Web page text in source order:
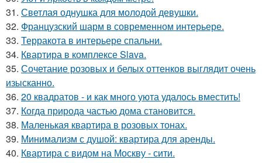
31. Светлая однушка для молодой девушки.
32. Французский шарм в современном интерьере.
33. Терракота в интерьере спальни.
34. Квартира в комплексе Slava.
35. Сочетание розовых и белых оттенков выглядит очень
изысканно.
36. 20 квадратов - и как много уюта удалось вместить!
37. Когда природа частью дома становится.
38. Маленькая квартира в розовых тонах.
39. Минимализм с душой: квартира для аренды.
40. Квартира с видом на Москву - сити.